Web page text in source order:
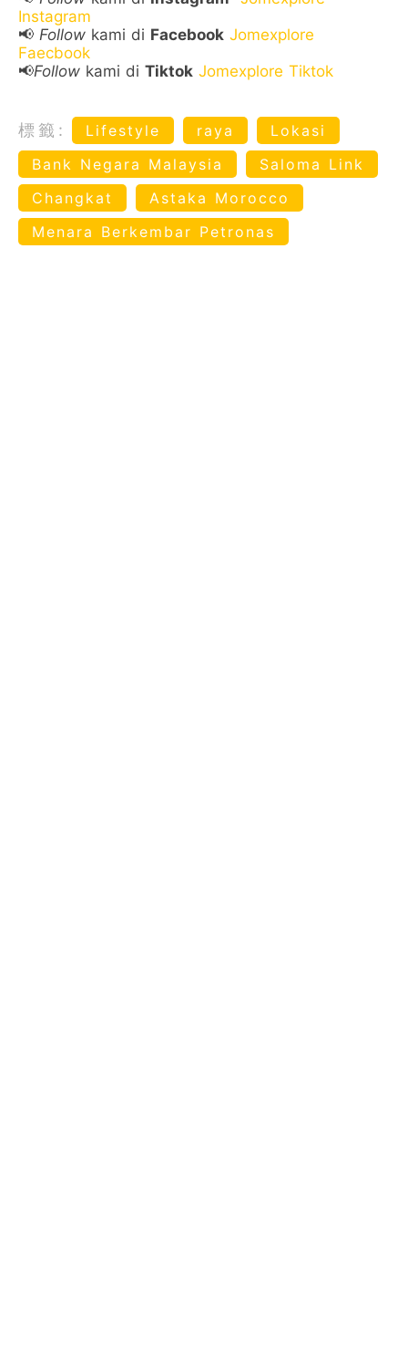
Instagram
📢 Follow kami di Facebook Jomexplore
Faecbook
📢Follow kami di Tiktok Jomexplore Tiktok
標籤: Lifestyle raya
Lokasi
Bank Negara Malaysia
Saloma Link
Changkat
Astaka Morocco
Menara Berkembar Petronas